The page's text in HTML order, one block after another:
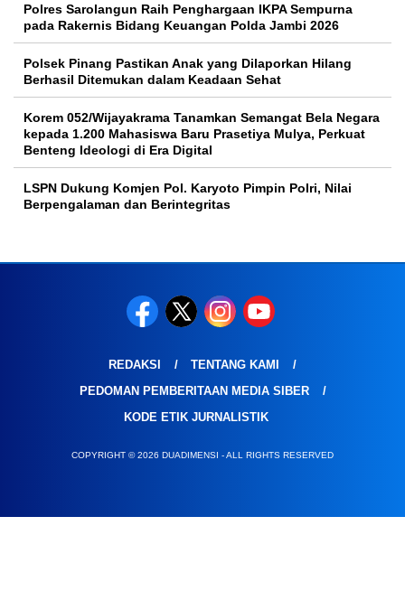
Polres Sarolangun Raih Penghargaan IKPA Sempurna
pada Rakernis Bidang Keuangan Polda Jambi 2026
Polsek Pinang Pastikan Anak yang Dilaporkan Hilang
Berhasil Ditemukan dalam Keadaan Sehat
Korem 052/Wijayakrama Tanamkan Semangat Bela Negara
kepada 1.200 Mahasiswa Baru Prasetiya Mulya, Perkuat
Benteng Ideologi di Era Digital
LSPN Dukung Komjen Pol. Karyoto Pimpin Polri, Nilai
Berpengalaman dan Berintegritas
REDAKSI
TENTANG KAMI
PEDOMAN PEMBERITAAN MEDIA SIBER
KODE ETIK JURNALISTIK
COPYRIGHT © 2026 DUADIMENSI - ALL RIGHTS RESERVED